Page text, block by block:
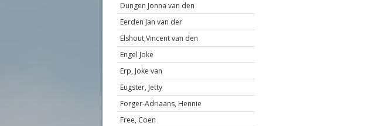
Dungen Jonna van den
Eerden Jan van der
Elshout,Vincent van den
Engel Joke
Erp, Joke van
Eugster, Jetty
Forger-Adriaans, Hennie
Free, Coen